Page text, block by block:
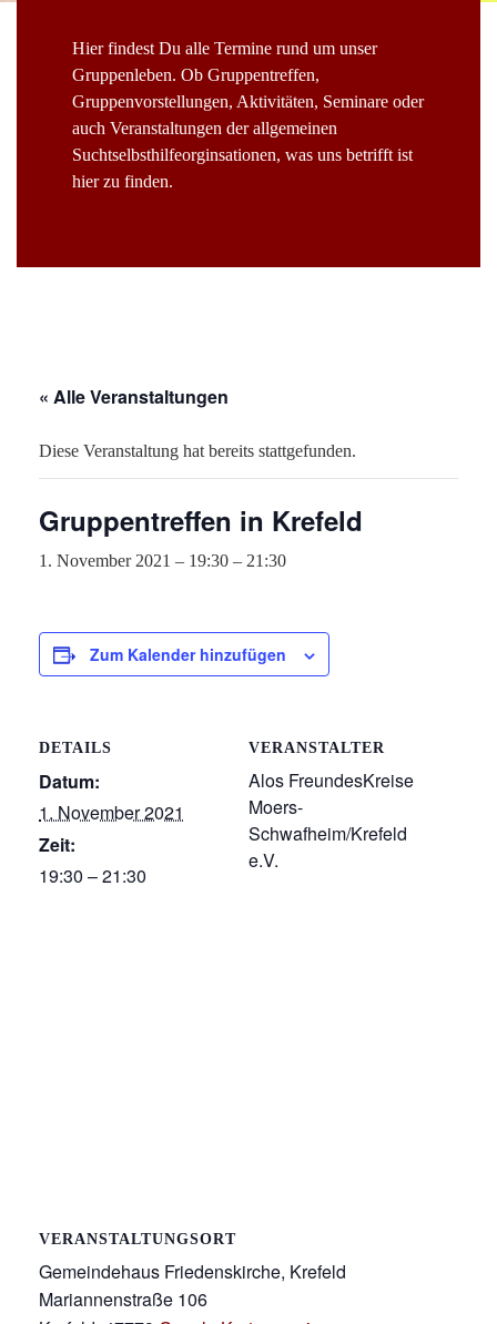
Hier findest Du alle Termine rund um unser
Gruppenleben. Ob Gruppentreffen,
Gruppenvorstellungen, Aktivitäten, Seminare oder
auch Veranstaltungen der allgemeinen
Suchtselbsthilfeorginsationen, was uns betrifft ist
hier zu finden.
« Alle Veranstaltungen
Diese Veranstaltung hat bereits stattgefunden.
Gruppentreffen in Krefeld
1. November 2021 – 19:30 – 21:30
Zum Kalender hinzufügen
DETAILS
Datum:
1. November 2021
Zeit:
19:30 – 21:30
VERANSTALTER
Alos FreundesKreise
Moers-
Schwafheim/Krefeld
e.V.
VERANSTALTUNGSORT
Gemeindehaus Friedenskirche, Krefeld
Mariannenstraße 106